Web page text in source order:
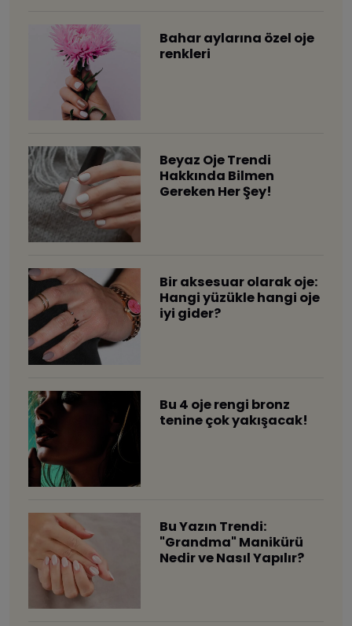
Bahar aylarına özel oje
renkleri
Beyaz Oje Trendi
Hakkında Bilmen
Gereken Her Şey!
Bir aksesuar olarak oje:
Hangi yüzükle hangi oje
iyi gider?
Bu 4 oje rengi bronz
tenine çok yakışacak!
Bu Yazın Trendi:
"Grandma" Manikürü
Nedir ve Nasıl Yapılır?